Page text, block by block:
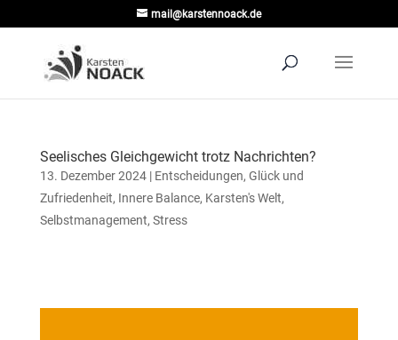
mail@karstennoack.de
Seelisches Gleichgewicht trotz Nachrichten?
13. Dezember 2024| Entscheidungen, Glück und
Zufriedenheit, Innere Balance, Karsten's Welt,
Selbstmanagement, Stress